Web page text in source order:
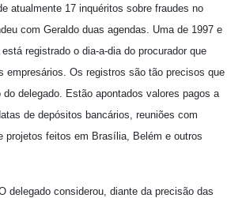
atualmente 17 inquéritos sobre fraudes no
com Geraldo duas agendas. Uma de 1997 e
registrado o dia-a-dia do procurador que
empresários. Os registros são tão precisos que
delegado. Estão apontados valores pagos a
de depósitos bancários, reuniões com
projetos feitos em Brasília, Belém e outros
delegado considerou, diante da precisão das